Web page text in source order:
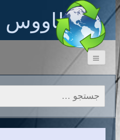
طاووس
جستجو برای: